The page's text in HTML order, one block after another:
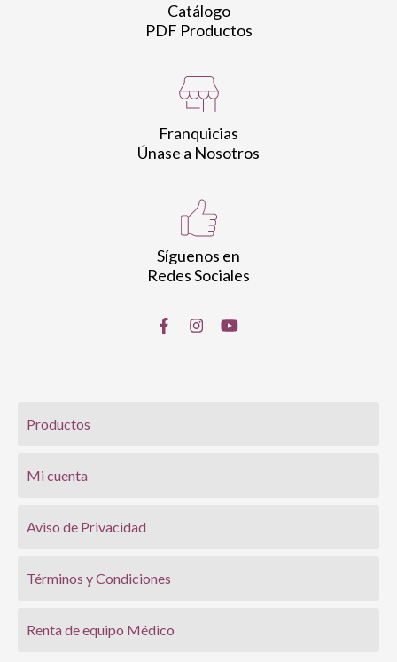
Catálogo
PDF Productos
Franquicias
Únase a Nosotros
Síguenos en
Redes Sociales
Productos
Mi cuenta
Aviso de Privacidad
Términos y Condiciones
Renta de equipo Médico